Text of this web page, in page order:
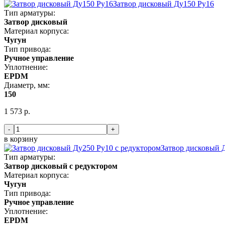
Затвор дисковый Ду150 Ру16
Тип арматуры:
Затвор дисковый
Материал корпуса:
Чугун
Тип привода:
Ручное управление
Уплотнение:
EPDM
Диаметр, мм:
150
1 573 р.
- +
в корзину
Затвор дисковый
Тип арматуры:
Затвор дисковый с редуктором
Материал корпуса:
Чугун
Тип привода:
Ручное управление
Уплотнение:
EPDM